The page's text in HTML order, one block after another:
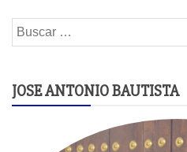
Buscar:
JOSE ANTONIO BAUTISTA